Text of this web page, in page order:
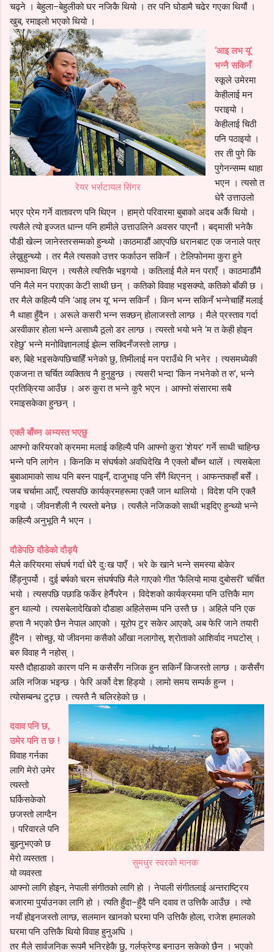
चढ्ने । बेहुला–बेहुलीको घर नजिकै थियो । तर पनि घोडामै चढेर गएका थियौं ।
खुब, रमाइलो भएको थियो ।
रेयर भर्सटायल सिंगर
‘आइ लभ यू’
भन्नै सकिनँ
स्कूले उमेरमा
केहीलाई मन
पराइयो ।
केहीलाई चिठी
पनि पठाइयो ।
तर ती पुगे कि
पुगेनन्सम्म थाहा
भएन । त्यसो त
धेरै उत्ताउलो
भएर प्रेम गर्ने वातावरण पनि थिएन । हाम्रो परिवारमा बुबाको अदब अर्कै थियो ।
त्यसैले त्यो इज्जत धान्न पनि हामीले उत्ताउलिने अवसर पाएनौं । बद्मासी भनेकै
पौडी खेल्न जानेस्तरसम्मको हुन्थ्यो ।काठमाडौं आएपछि धरानबाट एक जनाले पत्र
लेख्नुहुन्थ्यो । तर मैले त्यसको उत्तर फर्काउन सकिनँ । टेलिफोनमा कुरा हुने
सम्भावना थिएन । त्यसैले त्यत्तिकै भइगयो । कतिलाई मैले मन पराएँ । काठमाडौंमै
पनि मैले मन पराएका केटी साथी छन् । कतिको विवाह भइसक्यो, कतिको बाँकी छ ।
तर मैले कहिल्यै पनि ‘आइ लभ यू’ भन्न सकिनँ । किन भन्न सकिनँ भन्नेचाहिँ मलाई
नै थाहा हुँदैन । अरूले कसरी भन्न सक्छन् होलाजस्तो लाग्छ । मैले प्रस्ताव गर्दा
अस्वीकार होला भन्ने असाध्यै ठूलो डर लाग्छ । त्यस्तो भयो भने ‘म त केही होइन
रहेछु’ भन्ने मनोविज्ञानलाई झेल्न सक्दिनँजस्तो लाग्छ ।
बरु, बिहे भइसकेपछिचाहिँ भनेको छु, तिमीलाई मन पराउँथे नि भनेर । त्यसमध्येकी
एकजना त चर्चित व्यक्तित्व नै हुनुहुन्छ । त्यसरी भन्दा ‘किन नभनेको त रु’, भन्ने
प्रतिक्रिया आउँछ । अरु कुरा त भन्ने कुरै भएन । आफ्नो संसारमा सबै
रमाइसकेका हुन्छन् ।
एक्लै बाँच्न अभ्यस्त भएछु
आफ्नो करियरको क्रममा मलाई कहिल्यै पनि आफ्नो कुरा ‘शेयर’ गर्ने साथी चाहिन्छ
भन्ने पनि लागेन । किनकि म संघर्षको अवधिदेखि नै एक्लो बाँच्न थालें । त्यसबेला
बुबाआमाको साथ पनि बस्न पाइनँ, दाजुभाइ पनि सँगै थिएनन् । आफन्तकहाँ बसेँ ।
जब चर्चामा आएँ, त्यसपछि कार्यक्रमहरूमा एक्लै जान थालियो । विदेश पनि एक्लै
गइयो । जीवनशैली नै त्यस्तो बनेछ । त्यसैले नजिकको साथी भइदिए हुन्थ्यो भन्ने
कहिल्यै अनुभूति नै भएन ।
दौडेपछि दौडेको दौड्यै
मैले करियरमा संघर्ष गर्दा धेरै दुःख पाएँ । भरे के खाने भन्ने समस्या बोकेर
हिँड्नुपर्यो । दुई बर्षको चरम संघर्षपछि मैले गाएको गीत ‘फैलियो माया दुबोसरी’ चर्चित
भयो । त्यसपछि पछाडि फर्केर हेर्नैपरेन । विदेशको कार्यक्रममा पनि उत्तिकै माग
हुन थाल्यो । त्यसबेलादेखिको दौडाहा अहिलेसम्म पनि उस्तै छ । अहिले पनि एक
हप्ता नै भएको छैन नेपाल आएको । यूरोप टुर सकेर आएको, अब फेरि जाने तयारी
हुँदैन । सोच्छु, यो जीवनमा कसैको आँखा नलागोस्, श्रोताको आशिर्वाद नघटोस् ।
बरु विवाह नै नहोस् ।
यस्तै दौहाडाको कारण पनि म कसैसँग नजिक हुन सकिनँ किजस्तो लाग्छ । कसैसँग
अलि नजिक भइन्छ । फेरि अर्को देश हिड्यो । लामो समय सम्पर्क हुन्न ।
त्योसम्बन्ध टुट्छ । त्यस्तै नै चलिरहेको छ ।
सुमधुर स्वरको मानक
दवाव पनि छ,
उमेर पनि त छ !
विवाह गर्नका
लागि मेरो उमेर
त्यस्तो
घर्किसकेको
छजस्तो लाग्दैन
। परिवारले पनि
बुझ्नुभएको छ
मेरो व्यस्तता ।
यो व्यवस्ता
आफ्नो लागि होइन, नेपाली संगीतको लागि हो । नेपाली संगीतलाई अन्तराष्ट्रिय
बजारमा पुर्याउनका लागि हो । त्यति हुँदा–हुँदै पनि दवाव त उत्तिकै आउँछ । त्यो
नयाँ होइनजस्तो लाग्छ, सलमान खानको घरमा पनि उत्तिकै होला, राजेश हमालको
घरमा पनि उत्तिकै थियो विवाह हुनुअघि ।
तर मैले सार्वजनिक रूपमै भनिरहेकै छु, गर्लफ्रेण्ड बनाउन सकेको छैन । भएको